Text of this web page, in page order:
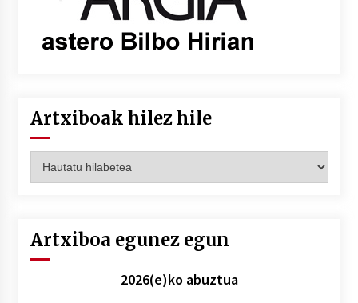
Artxiboak hilez hile
hilez
Artxiboa egunez egun
2026(e)ko abuztua